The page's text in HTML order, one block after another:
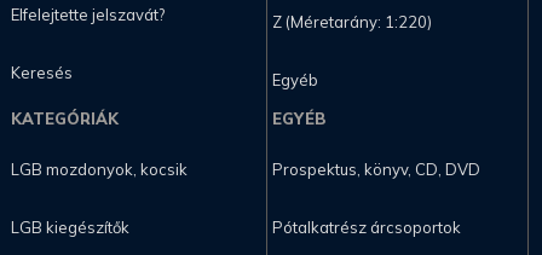
Elfelejtette jelszavát?
Keresés
Z (Méretarány: 1:220)
Egyéb
KATEGÓRIÁK
LGB mozdonyok, kocsik
LGB kiegészítők
EGYÉB
Prospektus, könyv, CD, DVD
Pótalkatrész árcsoportok